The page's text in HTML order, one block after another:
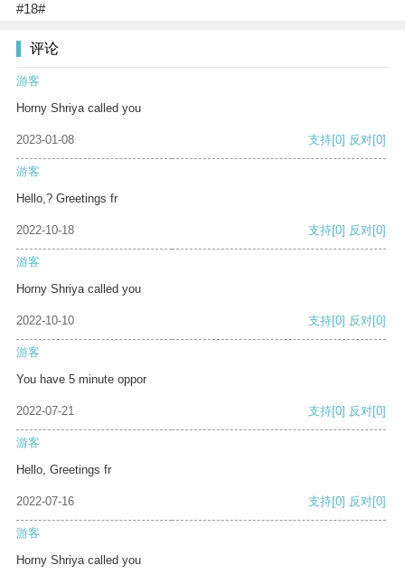
#18#
评论
游客
Horny Shriya called you
2023-01-08 支持[0] 反对[0]
游客
Hello,? Greetings fr
2022-10-18 支持[0] 反对[0]
游客
Horny Shriya called you
2022-10-10 支持[0] 反对[0]
游客
You have 5 minute oppor
2022-07-21 支持[0] 反对[0]
游客
Hello, Greetings fr
2022-07-16 支持[0] 反对[0]
游客
Horny Shriya called you